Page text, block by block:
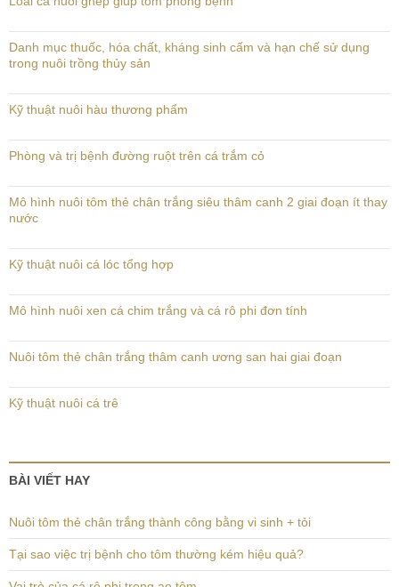
Danh mục thuốc, hóa chất, kháng sinh cấm và hạn chế sử dụng
trong nuôi trồng thủy sản
Kỹ thuật nuôi hàu thương phẩm
Phòng và trị bệnh đường ruột trên cá trắm cỏ
Mô hình nuôi tôm thẻ chân trắng siêu thâm canh 2 giai đoạn ít thay
nước
Kỹ thuật nuôi cá lóc tổng hợp
Mô hình nuôi xen cá chim trắng và cá rô phi đơn tính
Nuôi tôm thẻ chân trắng thâm canh ương san hai giai đoạn
Kỹ thuật nuôi cá trê
BÀI VIẾT HAY
Nuôi tôm thẻ chân trắng thành công bằng vi sinh + tỏi
Tại sao việc trị bệnh cho tôm thường kém hiệu quả?